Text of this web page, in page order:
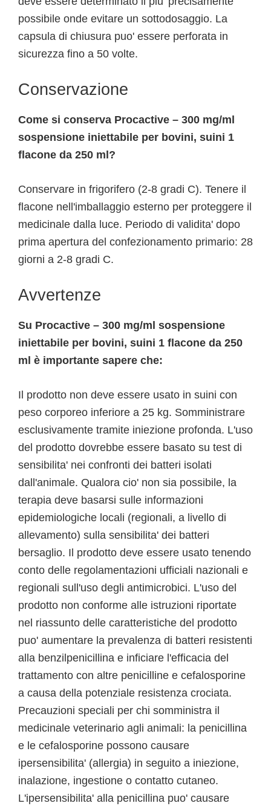
possibile onde evitare un sottodosaggio. La
capsula di chiusura puo' essere perforata in
sicurezza fino a 50 volte.
Conservazione
Come si conserva Procactive – 300 mg/ml
sospensione iniettabile per bovini, suini 1
flacone da 250 ml?
Conservare in frigorifero (2-8 gradi C). Tenere il
flacone nell'imballaggio esterno per proteggere il
medicinale dalla luce. Periodo di validita' dopo
prima apertura del confezionamento primario: 28
giorni a 2-8 gradi C.
Avvertenze
Su Procactive – 300 mg/ml sospensione
iniettabile per bovini, suini 1 flacone da 250
ml è importante sapere che:
Il prodotto non deve essere usato in suini con
peso corporeo inferiore a 25 kg. Somministrare
esclusivamente tramite iniezione profonda. L'uso
del prodotto dovrebbe essere basato su test di
sensibilita' nei confronti dei batteri isolati
dall'animale. Qualora cio' non sia possibile, la
terapia deve basarsi sulle informazioni
epidemiologiche locali (regionali, a livello di
allevamento) sulla sensibilita' dei batteri
bersaglio. Il prodotto deve essere usato tenendo
conto delle regolamentazioni ufficiali nazionali e
regionali sull'uso degli antimicrobici. L'uso del
prodotto non conforme alle istruzioni riportate
nel riassunto delle caratteristiche del prodotto
puo' aumentare la prevalenza di batteri resistenti
alla benzilpenicillina e inficiare l'efficacia del
trattamento con altre penicilline e cefalosporine
a causa della potenziale resistenza crociata.
Precauzioni speciali per chi somministra il
medicinale veterinario agli animali: la penicillina
e le cefalosporine possono causare
ipersensibilita' (allergia) in seguito a iniezione,
inalazione, ingestione o contatto cutaneo.
L'ipersensibilita' alla penicillina puo' causare